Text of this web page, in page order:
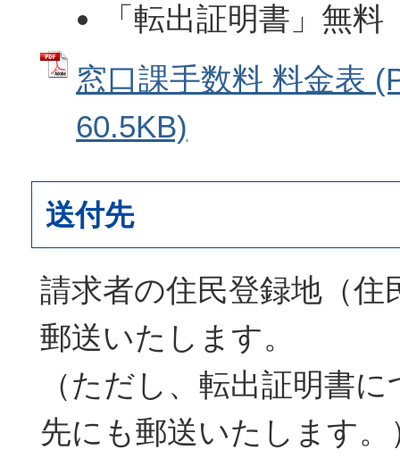
「転出証明書」無料
窓口課手数料 料金表
60.5KB)
送付先
請求者の住民登録地（住
郵送いたします。
（ただし、転出証明書
先にも郵送いたします。